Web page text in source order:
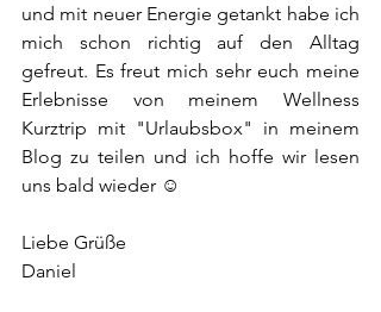
und mit neuer Energie getankt habe ich
mich schon richtig auf den Alltag
gefreut. Es freut mich sehr euch meine
Erlebnisse von meinem Wellness
Kurztrip mit "Urlaubsbox" in meinem
Blog zu teilen und ich hoffe wir lesen
uns bald wieder ☺️
Liebe Grüße
Daniel